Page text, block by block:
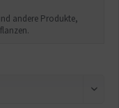
andere Produkte,